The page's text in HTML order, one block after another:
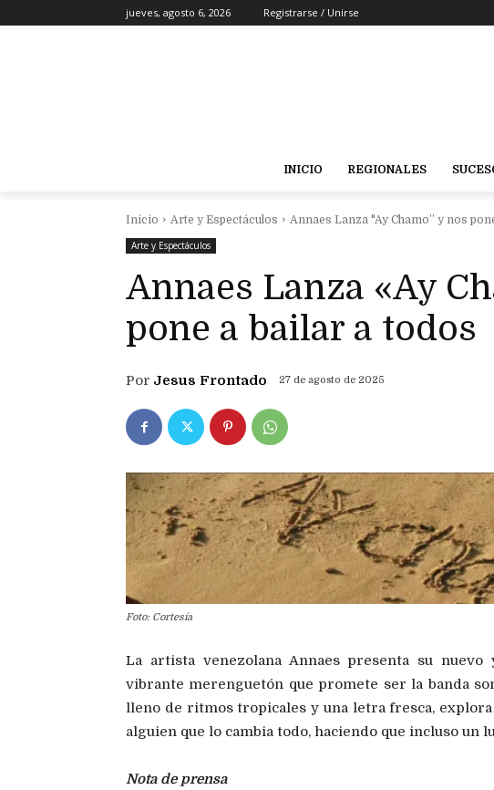
jueves, agosto 6, 2026 Registrarse / Unirse
INICIO REGIONALES
Inicio Arte y Espectáculos
Annaes Lanza "Ay Chamo” y nos
Arte y Espectáculos
Annaes Lanza «Ay
pone a bailar a todos
Por Jesus Frontado 27 de agosto de 2025
Foto: Cortesía
La artista venezolana Annaes presenta su nuevo
vibrante merenguetón que promete ser la banda
lleno de ritmos tropicales y una letra fresca,
alguien que lo cambia todo, haciendo que incluso un
Nota de prensa